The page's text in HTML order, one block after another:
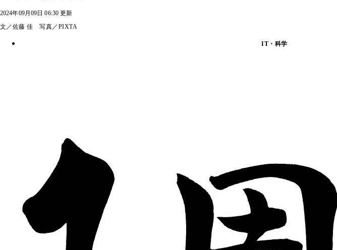
2024年09月09日 06:30 更新
文／佐藤 佳 写真／PIXTA
IT・科学